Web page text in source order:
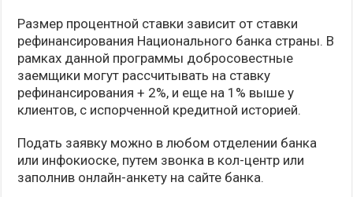
Размер процентной ставки зависит от ставки
рефинансирования Национального банка страны. В
рамках данной программы добросовестные
заемщики могут рассчитывать на ставку
рефинансирования + 2%, и еще на 1% выше у
клиентов, с испорченной кредитной историей.
Подать заявку можно в любом отделении банка
или инфокиоске, путем звонка в кол-центр или
заполнив онлайн-анкету на сайте банка.